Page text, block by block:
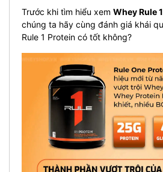
Trước khi tìm hiểu xem Whey Rule
chúng ta hãy cùng đánh giá khái
Rule 1 Protein có tốt không?